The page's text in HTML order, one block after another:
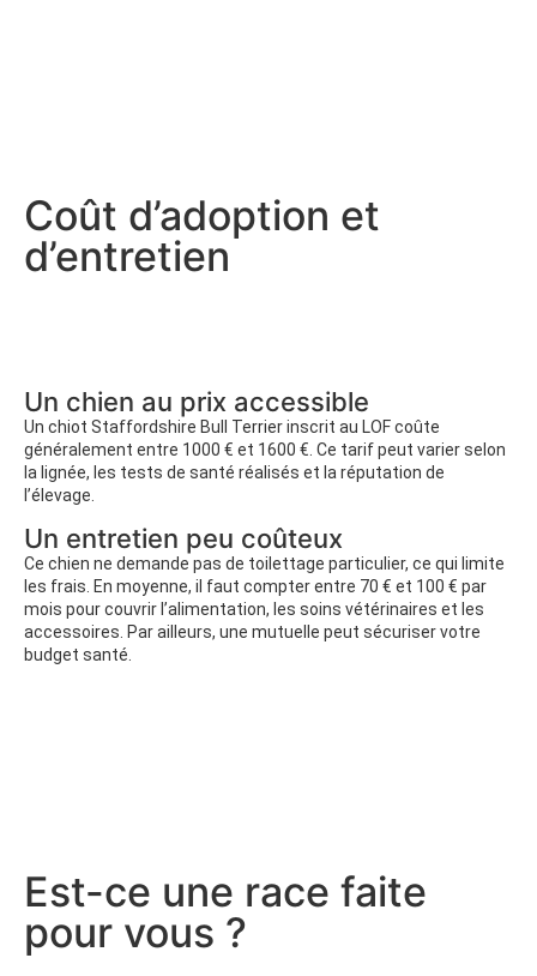
Coût d’adoption et
d’entretien
Un chien au prix accessible
Un chiot Staffordshire Bull Terrier inscrit au LOF coûte
généralement entre 1000 € et 1600 €. Ce tarif peut varier selon
la lignée, les tests de santé réalisés et la réputation de
l’élevage.
Un entretien peu coûteux
Ce chien ne demande pas de toilettage particulier, ce qui limite
les frais. En moyenne, il faut compter entre 70 € et 100 € par
mois pour couvrir l’alimentation, les soins vétérinaires et les
accessoires. Par ailleurs, une mutuelle peut sécuriser votre
budget santé.
Est-ce une race faite
pour vous ?